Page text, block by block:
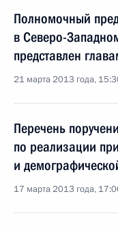
Полномочный
в Северо-
представлен
21 марта 2013 года,
Перечень
по реализации
и
17 марта 2013 года,